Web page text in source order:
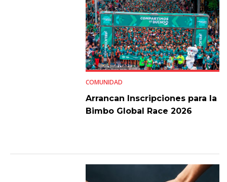
COMUNIDAD
Arrancan Inscripciones para la
Bimbo Global Race 2026